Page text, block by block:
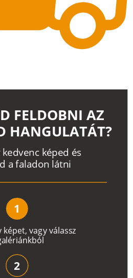
képet, vagyválassz
alériánkból
kedvenc képed és
d a faladon látni
FELDOBNI AZ
HANGULATÁT?
1
2